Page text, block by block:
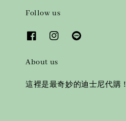
Follow us
About us
這裡是最奇妙的迪士尼代購！